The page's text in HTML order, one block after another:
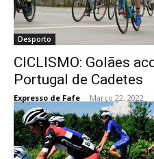
Desporto
CICLISMO: Golães
Portugal de Cadetes
Expresso de Fafe - Março 22, 2022